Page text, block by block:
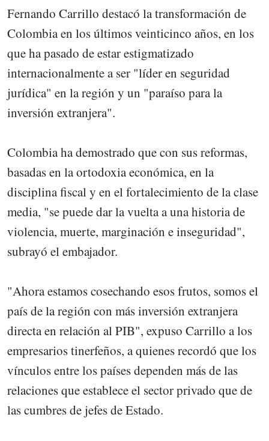
Fernando Carrillo destacó la transformación de
Colombia en los últimos veinticinco años, en los
que ha pasado de estar estigmatizado
internacionalmente a ser "líder en seguridad
jurídica" en la región y un "paraíso para la
inversión extranjera".
Colombia ha demostrado que con sus reformas,
basadas en la ortodoxia económica, en la
disciplina fiscal y en el fortalecimiento de la clase
media, "se puede dar la vuelta a una historia de
violencia, muerte, marginación e inseguridad",
subrayó el embajador.
"Ahora estamos cosechando esos frutos, somos el
país de la región con más inversión extranjera
directa en relación al PIB", expuso Carrillo a los
empresarios tinerfeños, a quienes recordó que los
vínculos entre los países dependen más de las
relaciones que establece el sector privado que de
las cumbres de jefes de Estado.